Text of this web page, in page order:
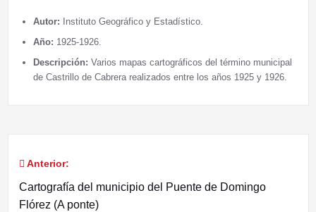
Autor: Instituto Geográfico y Estadístico.
Año: 1925-1926.
Descripción: Varios mapas cartográficos del término municipal
de Castrillo de Cabrera realizados entre los años 1925 y 1926.
Navegación
de
Anterior:
Cartografía del municipio del Puente de Domingo
Flórez (A ponte)